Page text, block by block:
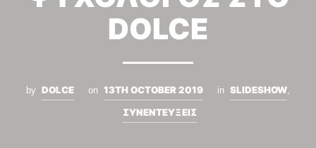
DOLCE
by DOLCE on 13TH OCTOBER 2019 in SLIDESHOW,
ΣΥΝΕΝΤΕΥΞΕΙΣ